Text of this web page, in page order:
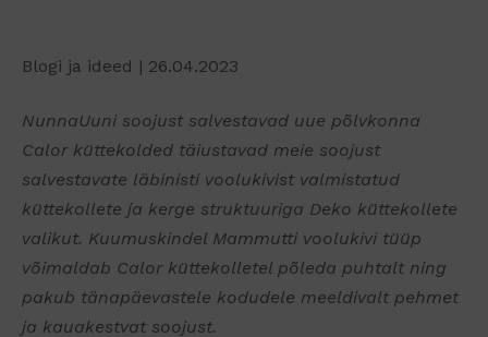
Blogi ja ideed | 26.04.2023
NunnaUuni soojust salvestavad uue põlvkonna
Calor küttekolded täiustavad meie soojust
salvestavate läbinisti voolukivist valmistatud
küttekollete ja kerge struktuuriga Deko küttekollete
valikut. Kuumuskindel Mammutti voolukivi tüüp
võimaldab Calor küttekolletel põleda puhtalt ning
pakub tänapäevastele kodudele meeldivalt pehmet
ja kauakestvat soojust.